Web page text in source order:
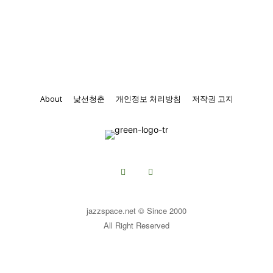
About 낯선청춘 개인정보 처리방침 저작권 고지
jazzspace.net © Since 2000
All Right Reserved